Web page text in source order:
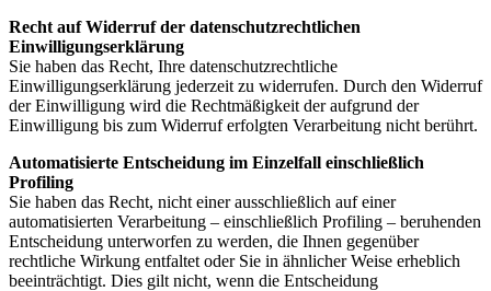
Recht auf Widerruf der datenschutzrechtlichen
Einwilligungserklärung
Sie haben das Recht, Ihre datenschutzrechtliche
Einwilligungserklärung jederzeit zu widerrufen. Durch den Widerruf
der Einwilligung wird die Rechtmäßigkeit der aufgrund der
Einwilligung bis zum Widerruf erfolgten Verarbeitung nicht berührt.
Automatisierte Entscheidung im Einzelfall einschließlich
Profiling
Sie haben das Recht, nicht einer ausschließlich auf einer
automatisierten Verarbeitung – einschließlich Profiling – beruhenden
Entscheidung unterworfen zu werden, die Ihnen gegenüber
rechtliche Wirkung entfaltet oder Sie in ähnlicher Weise erheblich
beeinträchtigt. Dies gilt nicht, wenn die Entscheidung